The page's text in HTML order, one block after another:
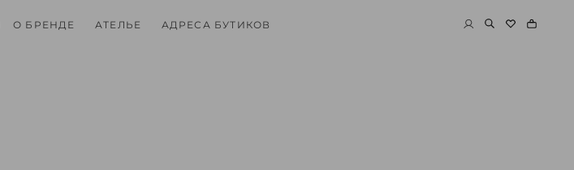
О БРЕНДЕ АТЕЛЬЕ АДРЕСА БУТИКОВ